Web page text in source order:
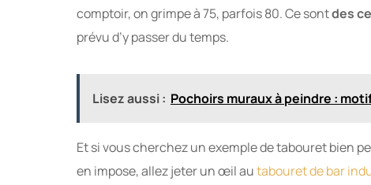
comptoir, on grimpe à 75, parfois 80. Ce sontdes
prévu d’y passer du temps.
Lisez aussi : Pochoirs muraux à peindre :
Et si vous cherchez un exemple de tabouret bien
en impose, allez jeter un œil autabouret de bar